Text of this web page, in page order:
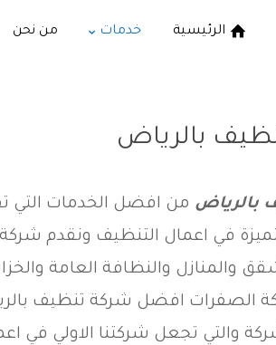
الرئيسية خدمات من نحن
بالرياض
بالرياض من افضل الخدمات التي
في اعمال التنظيف ونقدم
والمنازل والنظافة العامة
الصفرات افضل شركة تنظيف
والتي تجعل شركتنا الاولي في